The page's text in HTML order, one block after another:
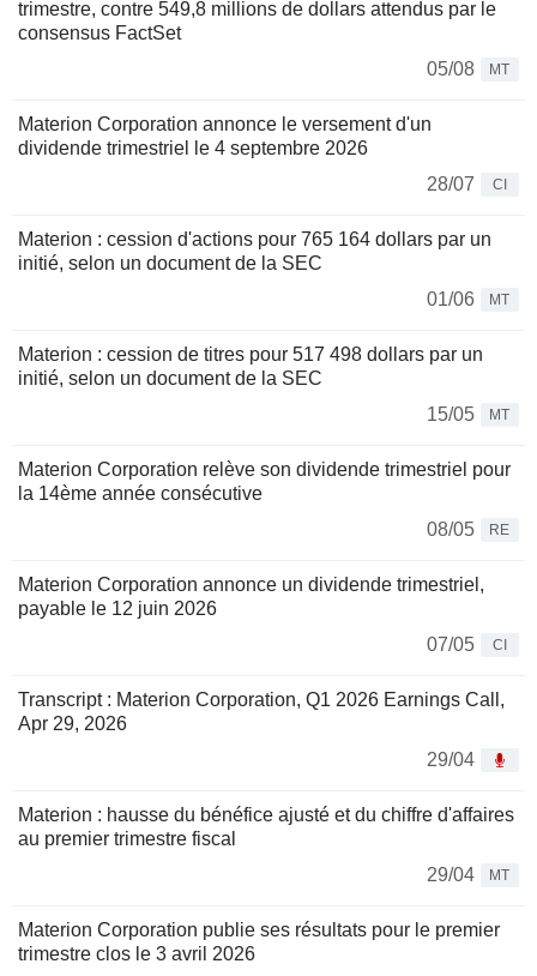
trimestre, contre 549,8 millions de dollars attendus par le
consensus FactSet
05/08
MT
Materion Corporation annonce le versement d'un
dividende trimestriel le 4 septembre 2026
28/07
CI
Materion : cession d'actions pour 765 164 dollars par un
initié, selon un document de la SEC
01/06
MT
Materion : cession de titres pour 517 498 dollars par un
initié, selon un document de la SEC
15/05
MT
Materion Corporation relève son dividende trimestriel pour
la 14ème année consécutive
08/05
RE
Materion Corporation annonce un dividende trimestriel,
payable le 12 juin 2026
07/05
CI
Transcript : Materion Corporation, Q1 2026 Earnings Call,
Apr 29, 2026
29/04
Materion : hausse du bénéfice ajusté et du chiffre d'affaires
au premier trimestre fiscal
29/04
MT
Materion Corporation publie ses résultats pour le premier
trimestre clos le 3 avril 2026